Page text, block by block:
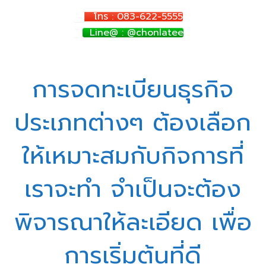
โทร : 083-622-5555
Line@ : @chonlatee
การจดทะเบียนธุรกิจ
ประเภทต่างๆ ต้องเลือก
ให้เหมาะสมกับกิจการที่
เราจะทำ จำเป็นจะต้อง
พิจารณาให้ละเอียด เพื่อ
การเริ่มต้นที่ดี